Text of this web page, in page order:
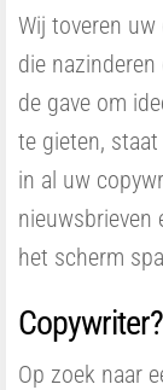
Wij toveren
die
de gave om
te gieten,
in al uw
nieuwsbrieven
het scherm
Op zoek naar